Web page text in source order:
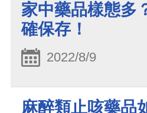
家中藥品樣態多
確保存！
2022/8/9
麻醉類止咳藥品